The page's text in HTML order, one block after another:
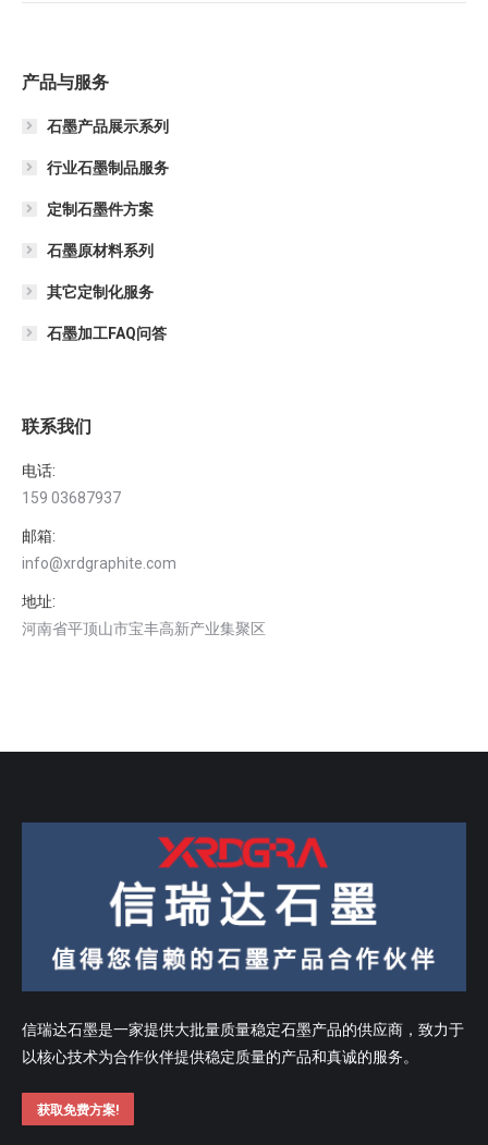
产品与服务
石墨产品展示系列
行业石墨制品服务
定制石墨件方案
石墨原材料系列
其它定制化服务
石墨加工FAQ问答
联系我们
电话:
159 03687937
邮箱:
info@xrdgraphite.com
地址:
河南省平顶山市宝丰高新产业集聚区
信瑞达石墨是一家提供大批量质量稳定石墨产品的供应商，致力于
以核心技术为合作伙伴提供稳定质量的产品和真诚的服务。
获取免费方案!